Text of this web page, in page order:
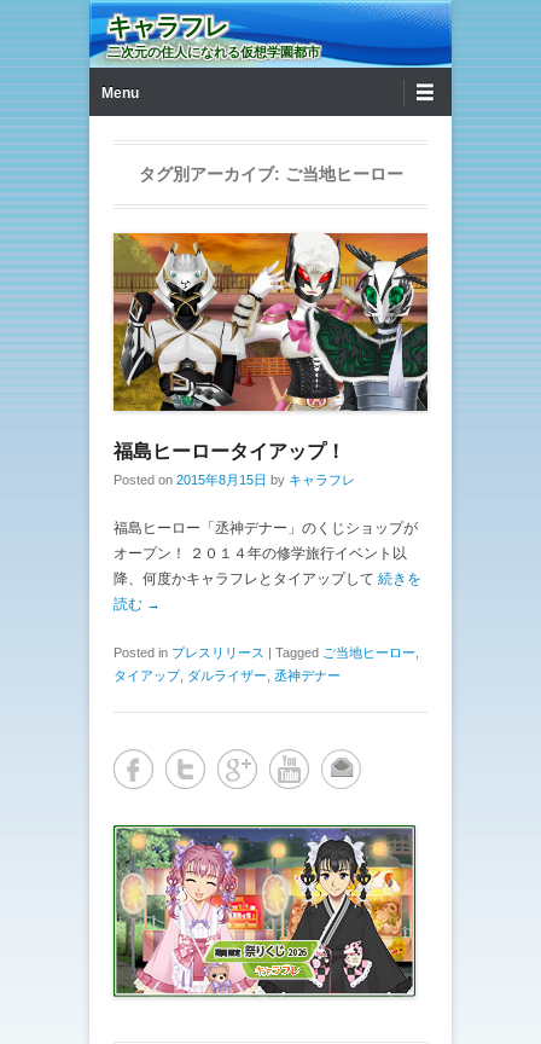
キャラフレ
二次元の住人になれる仮想学園都市
Menu
タグ別アーカイブ: ご当地ヒーロー
福島ヒーロータイアップ！
Posted on 2015年8月15日 by キャラフレ
福島ヒーロー「丞神デナー」のくじショップが
オープン！ ２０１４年の修学旅行イベント以
降、何度かキャラフレとタイアップして 続きを
読む →
Posted in プレスリリース | Tagged ご当地ヒーロー
タイアップ, ダルライザー 丞神デナー